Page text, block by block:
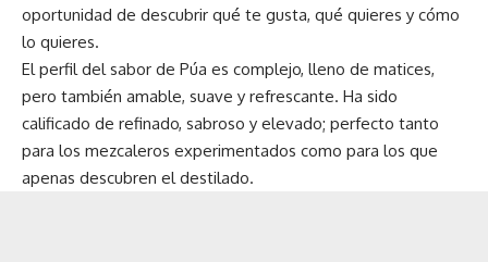
oportunidad de descubrir qué te gusta, qué quieres y cómo
lo quieres.
El perfil del sabor de Púa es complejo, lleno de matices,
pero también amable, suave y refrescante. Ha sido
calificado de refinado, sabroso y elevado; perfecto tanto
para los mezcaleros experimentados como para los que
apenas descubren el destilado.